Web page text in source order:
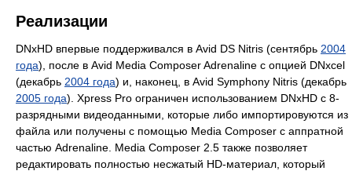
Реализации
DNxHD впервые поддерживался в Avid DS Nitris (сентябрь 2004
года), после в Avid Media Composer Adrenaline с опцией DNxcel
(декабрь 2004 года) и, наконец, в Avid Symphony Nitris (декабрь
2005 года). Xpress Pro ограничен использованием DNxHD с 8-
разрядными видеоданными, которые либо импортировуются из
файла или получены с помощью Media Composer с аппратной
частью Adrenaline. Media Composer 2.5 также позволяет
редактировать полностью несжатый HD-материал, который